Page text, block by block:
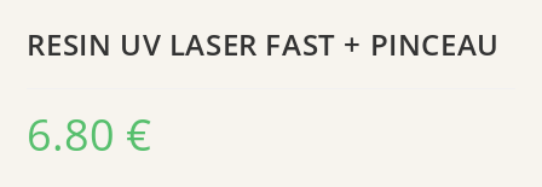
RESIN UV LASER FAST + PINCEAU
6.80 €